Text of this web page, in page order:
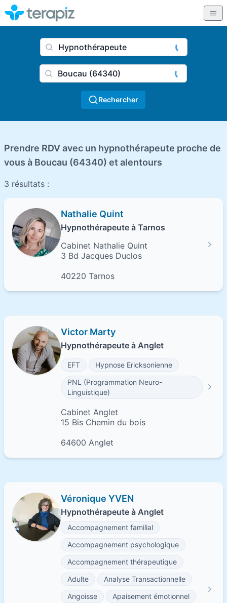
Nom du praticien, profession
Ville
Rechercher
Prendre RDV avec un hypnothérapeute proche de
vous à Boucau (64340) et alentours
3 résultats :
Nathalie Quint
Hypnothérapeute à Tarnos
Cabinet Nathalie Quint
3 Bd Jacques Duclos
40220 Tarnos
Victor Marty
Hypnothérapeute à Anglet
EFT
Hypnose Ericksonienne
PNL (Programmation Neuro-
Linguistique)
Cabinet Anglet
15 Bis Chemin du bois
64600 Anglet
Véronique YVEN
Hypnothérapeute à Anglet
Accompagnement familial
Accompagnement psychologique
Accompagnement thérapeutique
Adulte
Analyse Transactionnelle
Angoisse
Apaisement émotionnel